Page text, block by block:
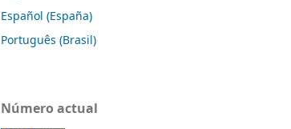
Español (España)
Português (Brasil)
Número actual